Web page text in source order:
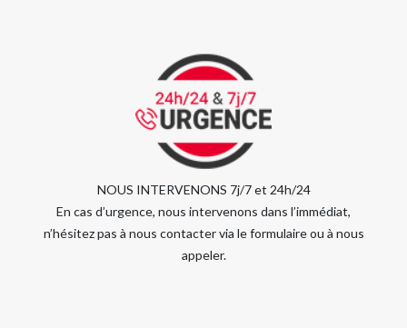
NOUS INTERVENONS 7j/7 et 24h/24
En cas d’urgence, nous intervenons dans l’immédiat,
n’hésitez pas à nous contacter via le formulaire ou à nous
appeler.